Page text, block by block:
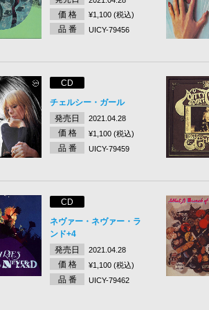
価 格 ¥1,100 (税込)
品 番 UICY-79456
CD
チェルシー・ガール
発売日
2021.04.28
価 格 ¥1,100 (税込)
品 番 UICY-79459
CD
ネヴァー・ネヴァー・ラ
ンド+4
発売日
2021.04.28
価 格 ¥1,100 (税込)
品 番 UICY-79462